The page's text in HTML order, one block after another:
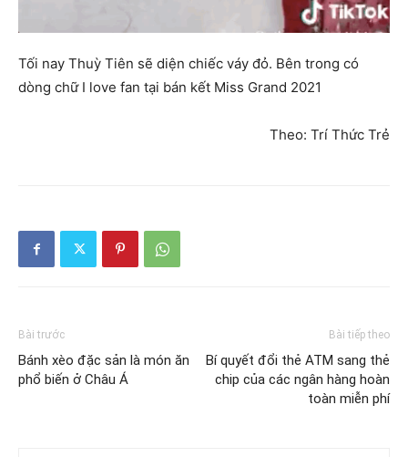
Tối nay Thuỳ Tiên sẽ diện chiếc váy đỏ. Bên trong có
dòng chữ I love fan tại bán kết Miss Grand 2021
Theo: Trí Thức Trẻ
Bài trước
Bánh xèo đặc sản là món ăn
phổ biến ở Châu Á
Bài tiếp theo
Bí quyết đổi thẻ ATM sang thẻ
chip của các ngân hàng hoàn
toàn miễn phí